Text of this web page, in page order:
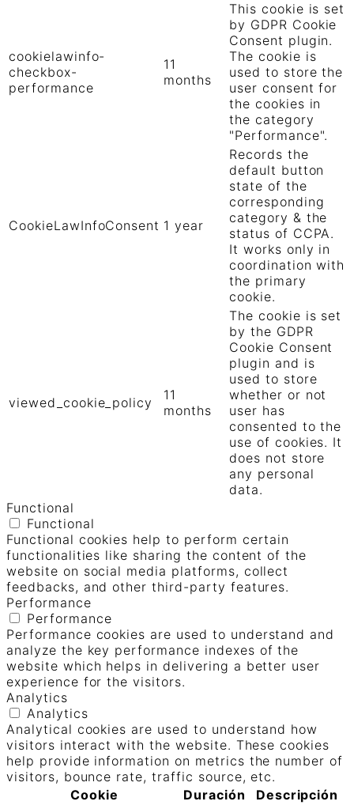
cookielawinfo-
checkbox-
performance
11
months
This cookie is set
by GDPR Cookie
Consent plugin.
The cookie is
used to store the
user consent for
the cookies in
the category
"Performance".
CookieLawInfoConsent 1 year
Records the
default button
state of the
corresponding
category & the
status of CCPA.
It works only in
coordination with
the primary
cookie.
viewed_cookie_policy
11
months
The cookie is set
by the GDPR
Cookie Consent
plugin and is
used to store
whether or not
user has
consented to the
use of cookies. It
does not store
any personal
data.
Functional
Functional
Functional cookies help to perform certain
functionalities like sharing the content of the
website on social media platforms, collect
feedbacks, and other third-party features.
Performance
Performance
Performance cookies are used to understand and
analyze the key performance indexes of the
website which helps in delivering a better user
experience for the visitors.
Analytics
Analytics
Analytical cookies are used to understand how
visitors interact with the website. These cookies
help provide information on metrics the number of
visitors, bounce rate, traffic source, etc.
Cookie
Duración Descripción